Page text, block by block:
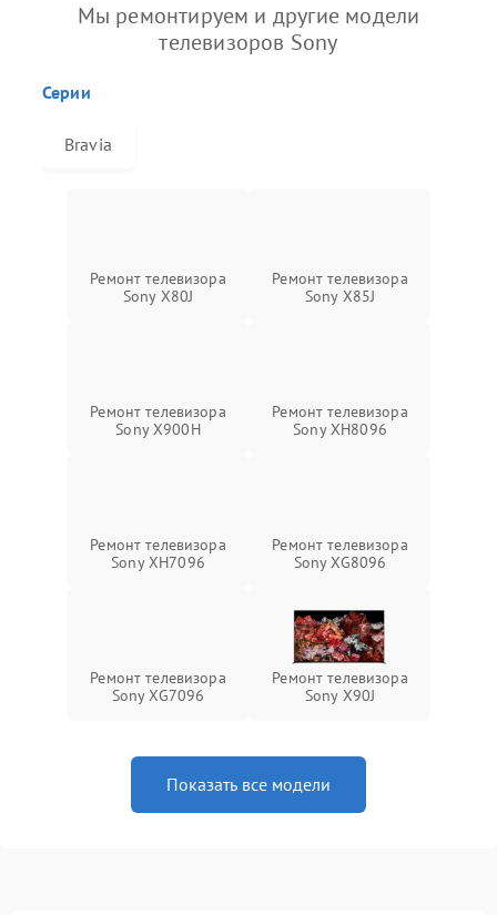
Мы ремонтируем и другие модели
телевизоров Sony
Серии
Bravia
Ремонт телевизора
Sony X80J
Ремонт телевизора
Sony X85J
Ремонт телевизора
Sony X900H
Ремонт телевизора
Sony XH8096
Ремонт телевизора
Sony XH7096
Ремонт телевизора
Sony XG8096
Ремонт телевизора
Sony XG7096
Ремонт телевизора
Sony X90J
Показать все модели